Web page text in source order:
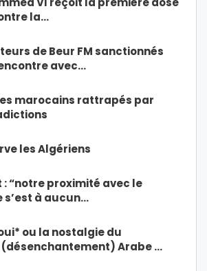
la…
de Beur FM sanctionnés
avec…
marocains rattrapés par
les Algériens
: “notre proximité avec le
s’est à aucun…
ou la nostalgie du
(désenchantement) Arabe …